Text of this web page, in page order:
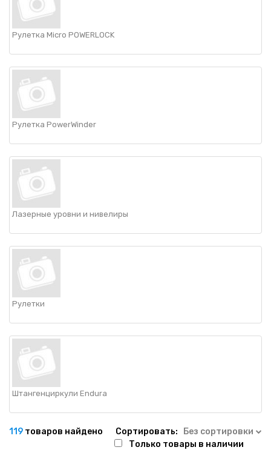
Рулетка Micro POWERLOCK
Рулетка PowerWinder
Лазерные уровни и нивелиры
Рулетки
Штангенциркули Endura
119 товаров найдено Сортировать:
Без сортировки
Только товары в наличии